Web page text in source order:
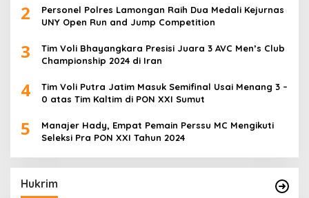
2
Personel Polres Lamongan Raih Dua Medali Kejurnas
UNY Open Run and Jump Competition
3
Tim Voli Bhayangkara Presisi Juara 3 AVC Men’s Club
Championship 2024 di Iran
4
Tim Voli Putra Jatim Masuk Semifinal Usai Menang 3 –
0 atas Tim Kaltim di PON XXI Sumut
5
Manajer Hady, Empat Pemain Perssu MC Mengikuti
Seleksi Pra PON XXI Tahun 2024
Hukrim